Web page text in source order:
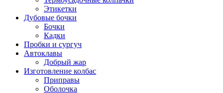
Этикетки
Дубовые бочки
Бочки
Кадки
Пробки и сургуч
Автоклавы
Добрый жар
Изготовление колбас
Приправы
Оболочка